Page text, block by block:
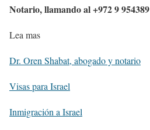
Notario, llamando al +972 9 954389
Lea mas
Dr. Oren Shabat, abogado y notario
Visas para Israel
Inmigración a Israel